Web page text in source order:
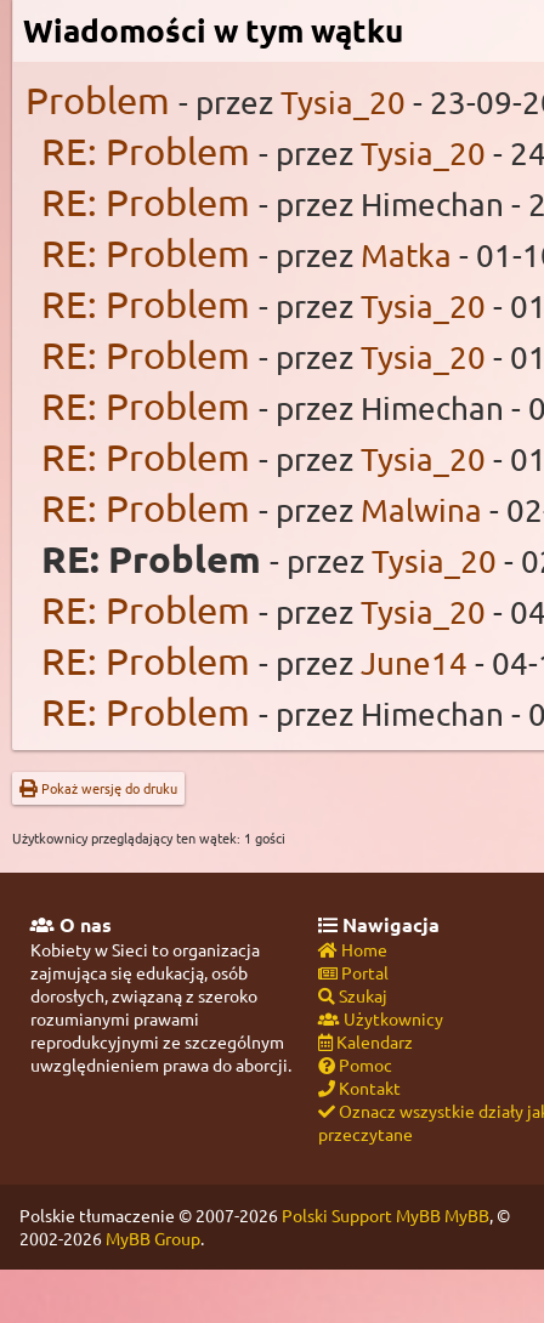
Wiadomości w tym wątku
Problem - przezTysia_20 - 23-09-
RE: Problem - przezTysia_20 -
RE: Problem - przez Himechan -
RE: Problem - przez Matka - 01-
RE: Problem - przezTysia_20 -
RE: Problem - przezTysia_20 -
RE: Problem - przez Himechan -
RE: Problem - przezTysia_20 -
RE: Problem - przez Malwina -
RE: Problem - przezTysia_20 -
RE: Problem - przezTysia_20 -
RE: Problem - przezJune14 -
RE: Problem - przez Himechan -
Pokaż wersję do druku
Użytkownicy przeglądający ten wątek: 1 gości
O nas
Kobiety w Sieci to organizacja
zajmująca się edukacją, osób
dorosłych, związaną z szeroko
rozumianymi prawami
reprodukcyjnymi ze szczególnym
uwzględnieniem prawa do aborcji.
Nawigacja
Home
Portal
Szukaj
Użytkownicy
Kalendarz
Pomoc
Kontakt
Oznacz wszystkie działy
przeczytane
Polskie tłumaczenie © 2007-2026 Polski Support MyBB MyBB, ©
2002-2026 MyBB Group.